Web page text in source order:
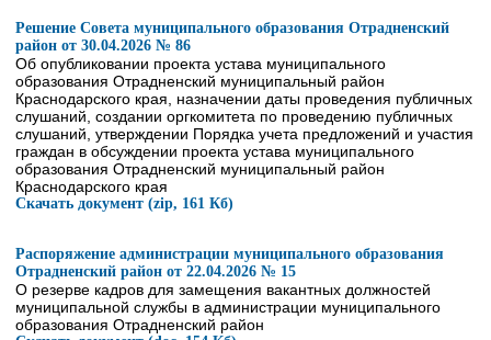
Решение Совета муниципального образования Отрадненский
район от 30.04.2026 № 86
Об опубликовании проекта устава муниципального
образования Отрадненский муниципальный район
Краснодарского края, назначении даты проведения публичных
слушаний, создании оргкомитета по проведению публичных
слушаний, утверждении Порядка учета предложений и участия
граждан в обсуждении проекта устава муниципального
образования Отрадненский муниципальный район
Краснодарского края
Скачать документ (zip, 161 Кб)
Распоряжение администрации муниципального образования
Отрадненский район от 22.04.2026 № 15
О резерве кадров для замещения вакантных должностей
муниципальной службы в администрации муниципального
образования Отрадненский район